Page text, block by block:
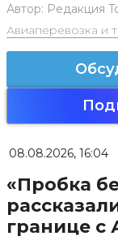
Автор: Редакция
Авиаперевозка и
08.08.2026, 16:04
«Пробка
границе с